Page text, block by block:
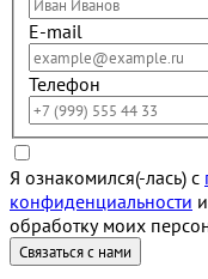
E-mail
Телефон
Я ознакомился(-лась) с
конфиденциальности
обработку моих